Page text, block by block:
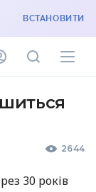
ВСТАНОВИТИ
2644
30 років